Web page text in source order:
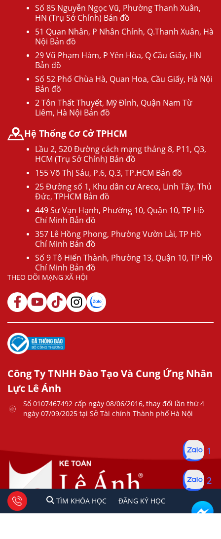
Số 85 Nguyễn Ngọc Vũ, Phường Thanh Xuân,
HN (Trụ Sở Chính) Bản đồ
51 Quan Nhân, P Nhân Chính, Q.Thanh Xuân, Hà
Nội Bản đồ
29 Vũ Phạm Hàm, P Yên Hòa, Q Cầu Giấy, HN
Bản đồ
Số 52 Phố Chùa Hà, Quan Hoa, Cầu Giấy, Hà Nội
Bản đồ
2 Tôn Thất Thuyết, Mỹ Đình, Quận Nam Từ
Liêm, Hà Nội Bản đồ
Hệ Thống Cơ Cở TPHCM
Lầu 2, 520 Đường cách mạng tháng 8, P11, Q3,
HCM (Trụ Sở Chính) Bản đồ
155 Võ Thị Sáu, P.6, Q.3, TP.HCM Bản đồ
25 Đường số 1, Khu dân cư Areco, Linh Tây, Thủ
Đức, TPHCM Bản đồ
449 Sư Vạn Hạnh, Phường 10, Quận 10, TP Hồ
Chí Minh Bản đồ
357 Lê Hồng Phong, Phường Vườn Lài, TP Hồ
Chí Minh Bản đồ
Số 9 Tô Hiến Thành, Phường 13, Quận 10, TP Hồ
Chí Minh Bản đồ
THEO DÕI MẠNG XÃ HỘI
Công Ty TNHH Đào Tạo Và Cung Ứng Nhân
Lực Lê Ánh
Số 0107467492 cấp ngày 08/06/2016, thay đổi lần thứ 4
ngày 07/09/2025 tại Sở Tài chính Thành phố Hà Nội
Copyright © 2023 Kế Toán Lê Ánh. All rights reserved
TÌM KHÓA HỌC ĐĂNG KÍ HỌC
1 2 Tư vấn facebook
TÌM KHÓA HỌC ĐĂNG KÝ HỌC
1
2